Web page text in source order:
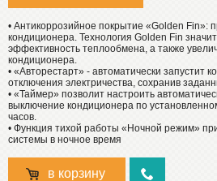
• Антикоррозийное покрытие «Golden Fin»:
кондиционера. Технология Golden Fin
эффективность теплообмена, а также
кондиционера.
• «Авторестарт» - автоматически запустит
отключения электричества, сохранив
• «Таймер» позволит настроить
выключение кондиционера по
часов.
• Функция тихой работы «Ночной режим»
системы в ночное время
в корзину